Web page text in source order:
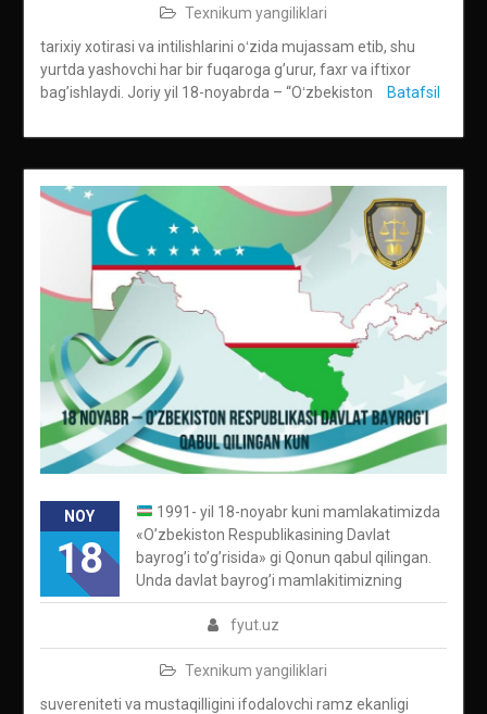
Texnikum yangiliklari
tarixiy xotirasi va intilishlarini oʻzida mujassam etib, shu
yurtda yashovchi har bir fuqaroga g’urur, faxr va iftixor
bag’ishlaydi. Joriy yil 18-noyabrda – “Oʻzbekiston
Batafsil
NOY
18
fyut.uz
Texnikum yangiliklari
1991- yil 18-noyabr kuni mamlakatimizda
«O’zbekiston Respublikasining Davlat
bayrog’i to’g’risida» gi Qonun qabul qilingan.
Unda davlat bayrog’i mamlakitimizning
suvereniteti va mustaqilligini ifodalovchi ramz ekanligi